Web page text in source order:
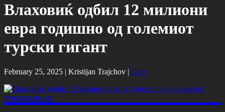
Влаховиќ одбил 12 милиони
евра годишно од големиот
турски гигант
February 25, 2025 | Kristijan Trajchov | Свет